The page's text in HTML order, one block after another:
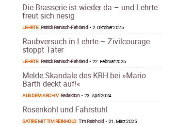
Die Brasserie ist wieder da – und Lehrte
freut sich riesig
LEHRTE Patrick Reinisch-Fahrland - 2. Oktober 2025
Raubversuch in Lehrte – Zivilcourage
stoppt Täter
LEHRTE Patrick Reinisch-Fahrland - 22. Februar 2025
Melde Skandale des KRH bei »Mario
Barth deckt auf!«
AUS DEM ARCHIV Redaktion - 23. April 2024
Rosenkohl und Fahrstuhl
SATIRE MIT TIM REINHOLD Tim Reinhold - 21. März 2025